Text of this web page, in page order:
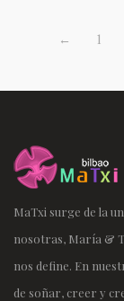
← 1
MaTxi surge de la
nosotras, María &
nos define. En
de soñar, creer y